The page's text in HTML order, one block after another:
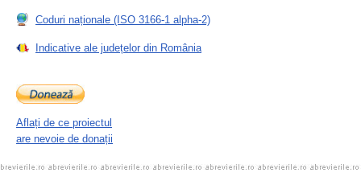
Coduri naționale (ISO 3166-1 alpha-2)
Indicative ale județelor din România
Aflați de ce proiectul
are nevoie de donații